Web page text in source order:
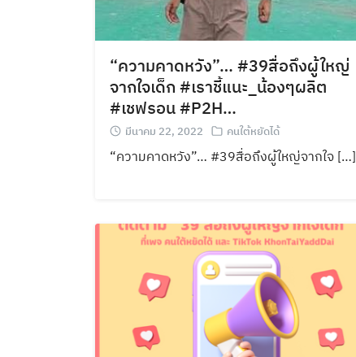
“ความคาดหวัง”… #39สื่อถึงผู้ใหญ่
จากใจเด็ก #เราชี้แนะ_น้องๆผลิต
#เชฟรอน #P2H…
มีนาคม 22, 2022 คนใต้หยัดได้
“ความคาดหวัง”… #39สื่อถึงผู้ใหญ่จากใจ […]